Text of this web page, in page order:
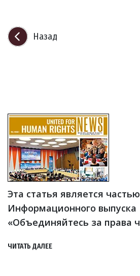
Назад
Эта статья является частью
Информационного выпуска
«Объединяйтесь за права
ЧИТАТЬ ДАЛЕЕ